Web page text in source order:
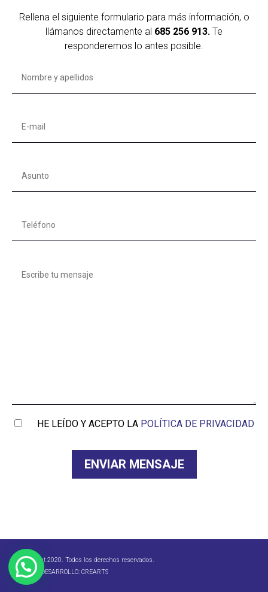
Rellena el siguiente formulario para más información, o
llámanos directamente al 685 256 913. Te
responderemos lo antes posible.
HE LEÍDO Y ACEPTO LA POLÍTICA DE PRIVACIDAD
© Copyright 2020. Todos los derechos reservados.
DISEÑO Y DESARROLLO: CREARTS